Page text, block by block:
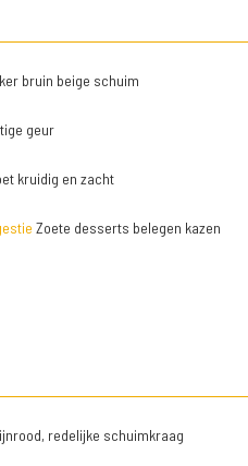
bruin beige schuim
geur
kruidig en zacht
Zoete desserts belegen kazen
redelijke schuimkraag